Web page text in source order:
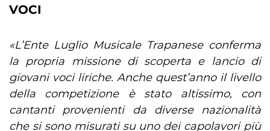
VOCI
«L’Ente Luglio Musicale Trapanese conferma
la propria missione di scoperta e lancio di
giovani voci liriche. Anche quest’anno il livello
della competizione è stato altissimo, con
cantanti provenienti da diverse nazionalità
che si sono misurati su uno dei capolavori più